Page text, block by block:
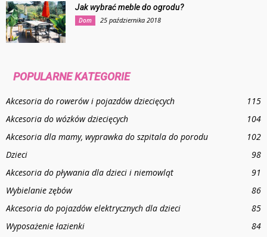
Jak wybrać meble do ogrodu?
Dom 25 października 2018
POPULARNE KATEGORIE
Akcesoria do rowerów i pojazdów dziecięcych
115
Akcesoria do wózków dziecięcych
104
Akcesoria dla mamy, wyprawka do szpitala do porodu
102
Dzieci
98
Akcesoria do pływania dla dzieci i niemowląt
91
Wybielanie zębów
86
Akcesoria do pojazdów elektrycznych dla dzieci
85
Wyposażenie łazienki
84